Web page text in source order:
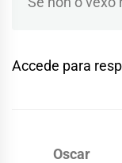
Accede para
Oscar